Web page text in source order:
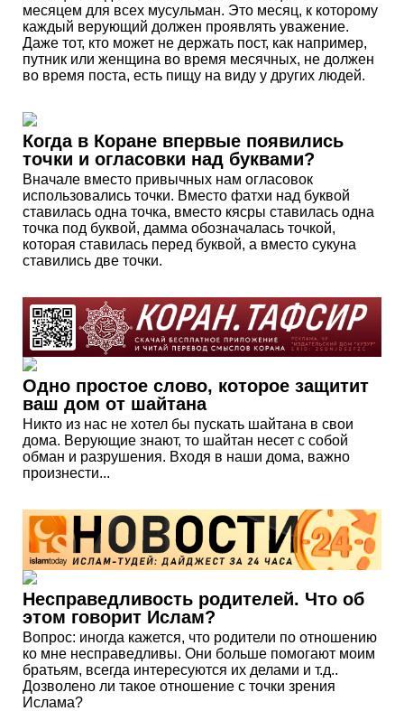
месяцем для всех мусульман. Это месяц, к которому
каждый верующий должен проявлять уважение.
Даже тот, кто может не держать пост, как например,
путник или женщина во время месячных, не должен
во время поста, есть пищу на виду у других людей.
Когда в Коране впервые появились
точки и огласовки над буквами?
Вначале вместо привычных нам огласовок
использовались точки. Вместо фатхи над буквой
ставилась одна точка, вместо кясры ставилась одна
точка под буквой, дамма обозначалась точкой,
которая ставилась перед буквой, а вместо сукуна
ставились две точки.
Одно простое слово, которое защитит
ваш дом от шайтана
Никто из нас не хотел бы пускать шайтана в свои
дома. Верующие знают, то шайтан несет с собой
обман и разрушения. Входя в наши дома, важно
произнести...
Несправедливость родителей. Что об
этом говорит Ислам?
Вопрос: иногда кажется, что родители по отношению
ко мне несправедливы. Они больше помогают моим
братьям, всегда интересуются их делами и т.д..
Дозволено ли такое отношение с точки зрения
Ислама?